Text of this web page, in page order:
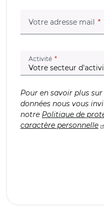
Votre adresse mail
Activité (champ
Pour en savoir plus
données nous vous
notre Politique de
caractère personnelle